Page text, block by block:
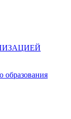
образования